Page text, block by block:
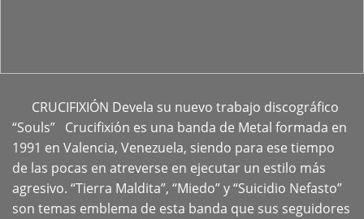
CRUCIFIXIÓN Devela su nuevo trabajo discográfico
“Souls” Crucifixión es una banda de Metal formada en
1991 en Valencia, Venezuela, siendo para ese tiempo
de las pocas en atreverse en ejecutar un estilo más
agresivo. “Tierra Maldita”, “Miedo” y “Suicidio Nefasto”
son temas emblema de esta banda que sus seguidores
+